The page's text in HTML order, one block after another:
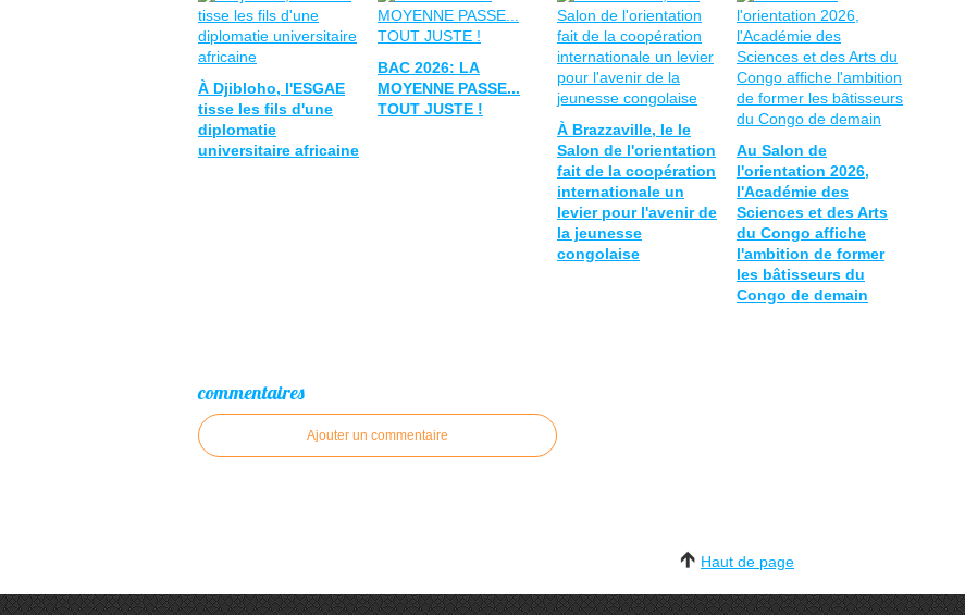
À Djibloho, l'ESGAE
tisse les fils d'une
diplomatie
universitaire africaine
BAC 2026: LA
MOYENNE PASSE...
TOUT JUSTE !
À Brazzaville, le le
Salon de l'orientation
fait de la coopération
internationale un
levier pour l'avenir de
la jeunesse
congolaise
Au Salon de
l'orientation 2026,
l'Académie des
Sciences et des Arts
du Congo affiche
l'ambition de former
les bâtisseurs du
Congo de demain
commentaires
Ajouter un commentaire
Haut de page